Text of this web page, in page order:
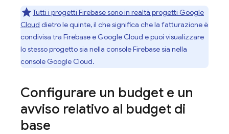
Tutti i progetti Firebase sono in realtà progetti Google
Cloud dietro le quinte, il che significa che la fatturazione è
condivisa tra Firebase e Google Cloud e puoi visualizzare
lo stesso progetto sia nella consoleFirebasesia nella
console Google Cloud.
Configurare un budget e un
avviso relativo al budget di
base